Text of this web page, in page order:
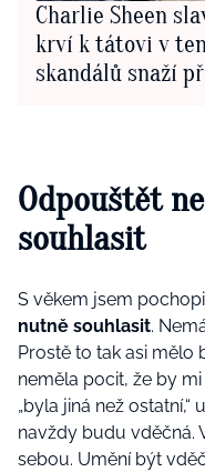
Charlie Sheen
krví k tátovi v
skandálů snaží
Odpouštět
souhlasit
S věkem jsem
nutně souhlasit.
Prostě to tak asi mělo
neměla pocit, že by
„byla jiná než
navždy budu vděčná.
sebou. Umění být